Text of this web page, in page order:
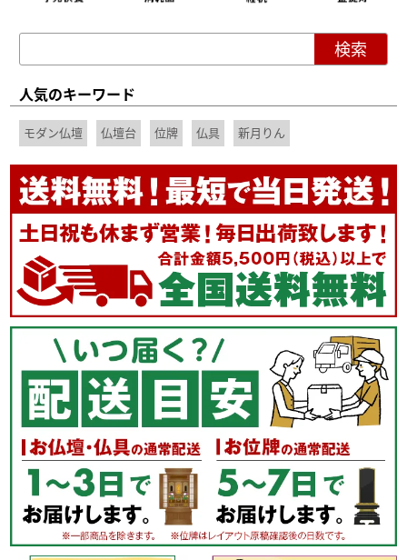
人気のキーワード
モダン仏壇 仏壇台 位牌 仏具 新月りん